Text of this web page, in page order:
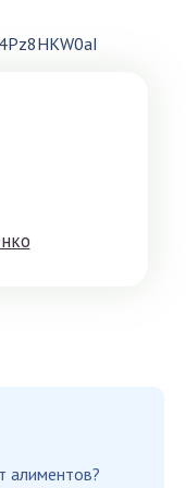
алиментов?